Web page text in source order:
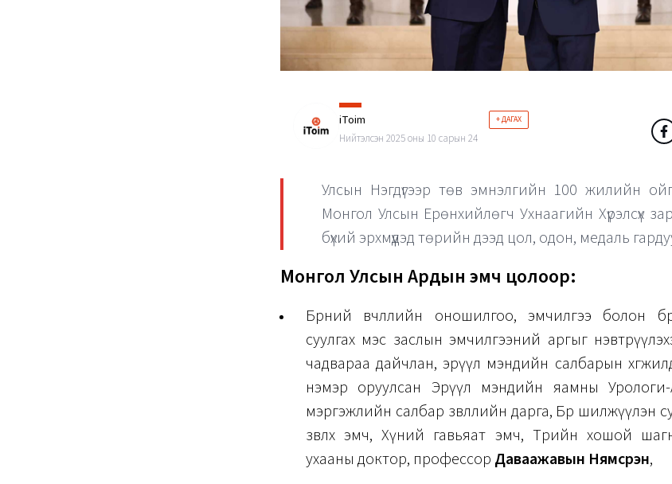
iToim + ДАГАХ
Нийтэлсэн 2025 оны 10 сарын 24
Улсын Нэгдүгээр төв эмнэлгийн 100 жилийн
Монгол Улсын Ерөнхийлөгч Ухнаагийн Хүрэлсүх
бүхий эрхмүүдэд төрийн дээд цол, одон, медаль
Монгол Улсын Ардын эмч цолоор:
Бөөрний өвчлөлийн оношилгоо, эмчилгээ болон
суулгах мэс заслын эмчилгээний аргыг
чадвараа дайчлан, эрүүл мэндийн салбарын
нэмэр оруулсан Эрүүл мэндийн яамны Урологи-
мэргэжлийн салбар зөвлөлийн дарга, Бөөр шилжүүлэн
зөвлөх эмч, Хүний гавьяат эмч, Төрийн хошой
ухааны доктор, профессор Даваажавын Нямсүрэн,